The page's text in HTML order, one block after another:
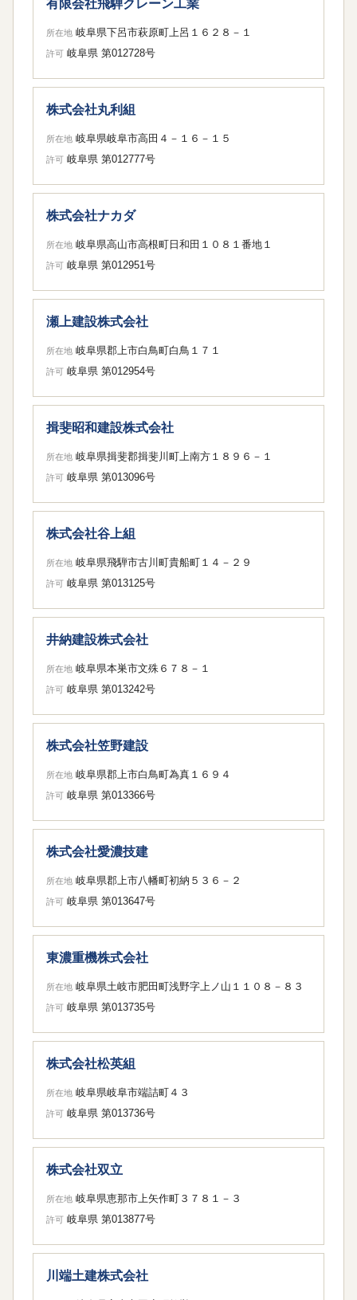
有限会社飛騨クレーン工業
所在地 岐阜県下呂市萩原町上呂１６２８－１
許可 岐阜県 第012728号
株式会社丸利組
所在地 岐阜県岐阜市高田４－１６－１５
許可 岐阜県 第012777号
株式会社ナカダ
所在地 岐阜県高山市高根町日和田１０８１番地１
許可 岐阜県 第012951号
瀬上建設株式会社
所在地 岐阜県郡上市白鳥町白鳥１７１
許可 岐阜県 第012954号
揖斐昭和建設株式会社
所在地 岐阜県揖斐郡揖斐川町上南方１８９６－１
許可 岐阜県 第013096号
株式会社谷上組
所在地 岐阜県飛騨市古川町貴船町１４－２９
許可 岐阜県 第013125号
井納建設株式会社
所在地 岐阜県本巣市文殊６７８－１
許可 岐阜県 第013242号
株式会社笠野建設
所在地 岐阜県郡上市白鳥町為真１６９４
許可 岐阜県 第013366号
株式会社愛濃技建
所在地 岐阜県郡上市八幡町初納５３６－２
許可 岐阜県 第013647号
東濃重機株式会社
所在地 岐阜県土岐市肥田町浅野字上ノ山１１０８－８３
許可 岐阜県 第013735号
株式会社松英組
所在地 岐阜県岐阜市端詰町４３
許可 岐阜県 第013736号
株式会社双立
所在地 岐阜県恵那市上矢作町３７８１－３
許可 岐阜県 第013877号
川端土建株式会社